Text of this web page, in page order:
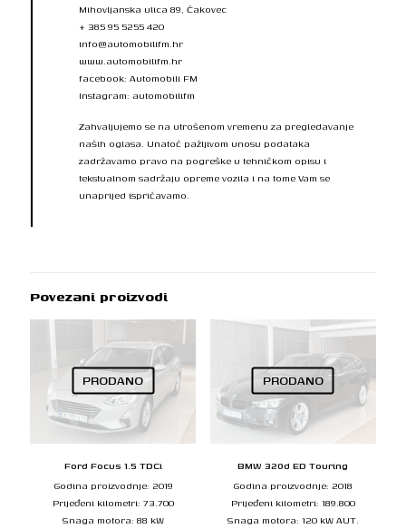
Mihovljanska ulica 89, Čakovec
+ 385 95 5255 420
info@automobilifm.hr
www.automobilifm.hr
facebook: Automobili FM
Instagram: automobilifm
Zahvaljujemo se na utrošenom vremenu za pregledavanje
naših oglasa. Unatoč pažljivom unosu podataka
zadržavamo pravo na pogreške u tehničkom opisu i
tekstualnom sadržaju opreme vozila i na tome Vam se
unaprijed ispričavamo.
Povezani proizvodi
PRODANO
Ford Focus 1.5 TDCi
Godina proizvodnje: 2019
Prijeđeni kilometri: 73.700
Snaga motora: 88 kW
PRODANO
BMW 320d ED Touring
Godina proizvodnje: 2018
Prijeđeni kilometri: 189.800
Snaga motora: 120 kW AUT.